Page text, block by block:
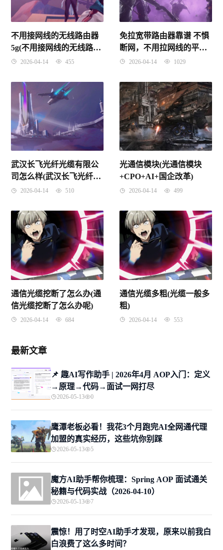
不用接网线的无线路由器
5g(不用接网线的无线路由
器多少钱)
2026-04-14 455
免拉宽带路由器靠谱 不惧
断网，不用拉网线的平替
宽带，4g路由器蒲公英
2026-04-14 1029
武汉长飞光纤光缆有限公
司怎么样(武汉长飞光纤公
司怎么样待遇2020年)
2026-04-14 510
光通信模块(光通信模块
+CPO+AI+国企改革)
2026-04-14 499
通信光缆挖断了怎么办(通
信光缆挖断了怎么办呢)
2026-04-14 684
通信光缆多粗(光缆一般多
粗)
2026-04-14 553
最新文章
📌 趣AI写作助手 | 2026年4月 AOP入门：定义
→原理→代码→面试一网打尽
2026-05-13 0
鹰潭老板必看！我花3个月跑完AI全网通代理
加盟的真实经历，这些坑你别踩
2026-05-13 5
魔方AI助手帮你梳理：Spring AOP 面试通关
秘籍与代码实战（2026-04-10）
2026-05-13 7
震惊！用了时空AI助手才发现，原来以前我白
白浪费了这么多时间？